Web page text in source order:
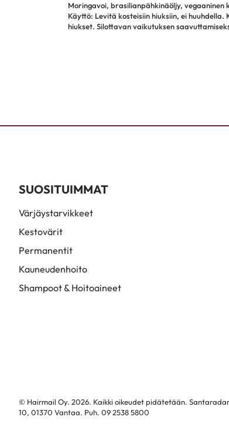
Moringavoi, brasilianpähkinäöljy, vegaaninen
Käyttö: Levitä kosteisiin hiuksiin, ei
hiukset. Silottavan vaikutuksen
SUOSITUIMMAT
Värjäystarvikkeet
Kestovärit
Permanentit
Kauneudenhoito
Shampoot & Hoitoaineet
© Hairmail Oy. 2026. Kaikki oikeudet pidätetään.
10, 01370 Vantaa. Puh. 09 2538 5800